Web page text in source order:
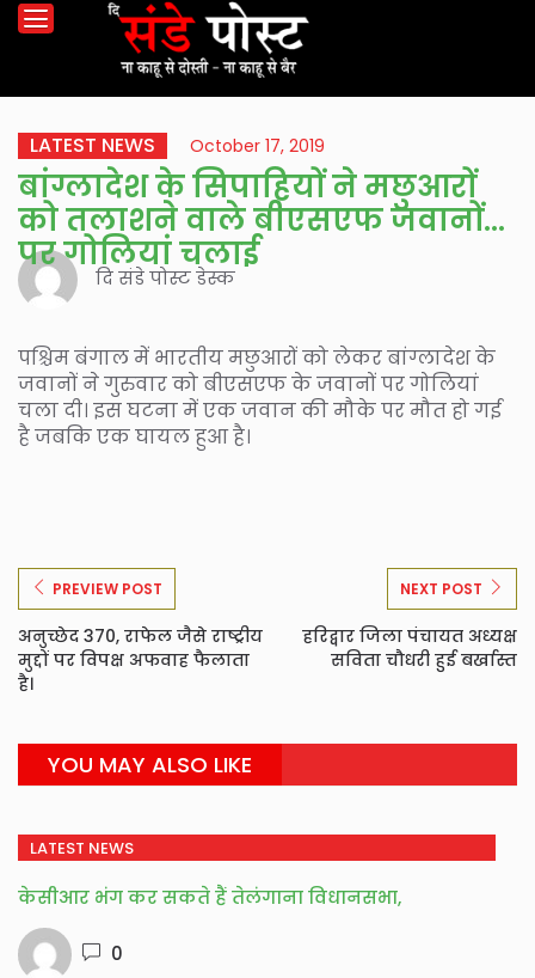
LATEST NEWS October 17, 2019
बांग्लादेश के सिपाहियों ने मछुआरों
को तलाशने वाले बीएसएफ जवानों
पर गोलियां चलाई
दि संडे पोस्ट डेस्क
पश्चिम बंगाल में भारतीय मछुआरों को लेकर बांग्लादेश के
जवानों ने गुरुवार को बीएसएफ के जवानों पर गोलियां
चला दी। इस घटना में एक जवान की मौके पर मौत हो गई
है जबकि एक घायल हुआ है।
PREVIEW POST
अनुच्छेद 370, राफेल जैसे राष्ट्रीय
मुद्दों पर विपक्ष अफवाह फैलाता
है।
NEXT POST
हरिद्वार जिला पंचायत अध्यक्ष
सविता चौधरी हुई बर्खास्त
YOU MAY ALSO LIKE
LATEST NEWS
केसीआर भंग कर सकते हैं तेलंगाना विधानसभा,
0